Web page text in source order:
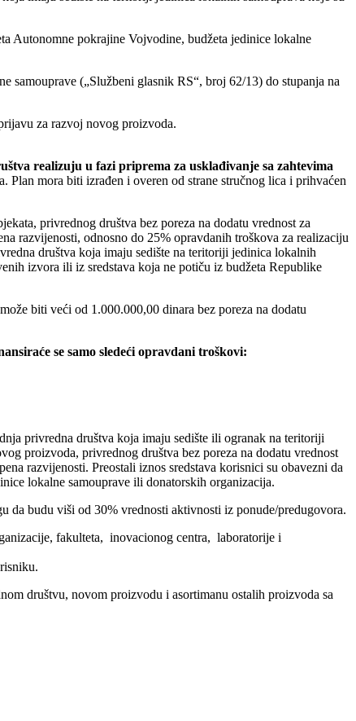
Autonomne pokrajine Vojvodine, budžeta jedinice lokalne
samouprave („Službeni glasnik RS“, broj 62/13) do stupanja na
za razvoj novog proizvoda.
realizuju u fazi priprema za usklađivanje sa zahtevima
Plan mora biti izrađen i overen od strane stručnog lica i prihvaćen
privrednog društva bez poreza na dodatu vrednost za
razvijenosti, odnosno do 25% opravdanih troškova za realizaciju
društva koja imaju sedište na teritoriji jedinica lokalnih
izvora ili iz sredstava koja ne potiču iz budžeta Republike
biti veći od 1.000.000,00 dinara bez poreza na dodatu
se samo sledeći opravdani troškovi:
privredna društva koja imaju sedište ili ogranak na teritoriji
proizvoda, privrednog društva bez poreza na dodatu vrednost
razvijenosti. Preostali iznos sredstava korisnici su obavezni da
lokalne samouprave ili donatorskih organizacija.
da budu viši od 30% vrednosti aktivnosti iz ponude/predugovora.
fakulteta, inovacionog centra, laboratorije i
društvu, novom proizvodu i asortimanu ostalih proizvoda sa